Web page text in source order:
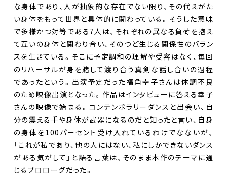
な身体であり、人が抽象的な存在でない限り、その代えがた
い身体をもって世界と具体的に関わっている。そうした意味
で多様かつ対等である7人は、それぞれの異なる負荷を抱え
て互いの身体と関わり合い、そのつど生じる関係性のバラン
スを生きている。そこに予定調和の理解や受容はなく、毎回
のリハーサルが身を賭して渡り合う真剣な話し合いの過程
であったという。出演予定だった福角幸子さんは体調不良
のため映像出演となった。作品はインタビューに答える幸子
さんの映像で始まる。コンテンポラリーダンスと出会い、自
分の震える手や身体が武器になるのだと知ったと言い、自身
の身体を100パーセント受け入れているわけでなないが、
「これが私であり、他の人にはない、私にしかできないダンス
がある気がして」と語る言葉は、そのまま本作のテーマに通
じるプロローグだった。